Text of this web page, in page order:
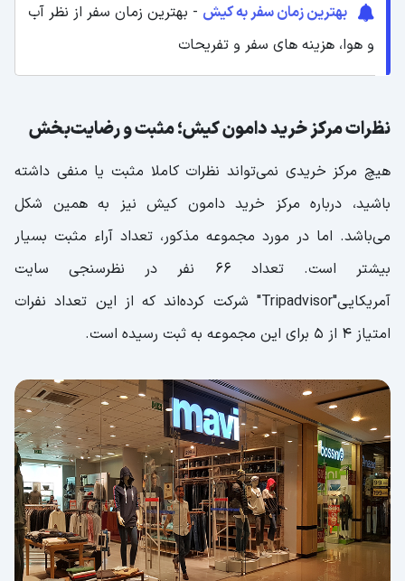
بهترین زمان سفر به کیش - بهترین زمان سفر از نظر آب
و هوا، هزینه های سفر و تفریحات
نظرات مرکز خرید دامون کیش؛ مثبت و رضایت‌بخش
هیچ مرکز خریدی نمی‌تواند نظرات کاملا مثبت یا منفی داشته
باشید، درباره مرکز خرید دامون کیش نیز به همین شکل
می‌باشد. اما در مورد مجموعه مذکور، تعداد آراء مثبت بسیار
بیشتر است. تعداد 66 نفر در نظرسنجی سایت
آمریکایی"Tripadvisor" شرکت کرده‌اند که از این تعداد نفرات
امتیاز 4 از 5 برای این مجموعه به ثبت رسیده است.